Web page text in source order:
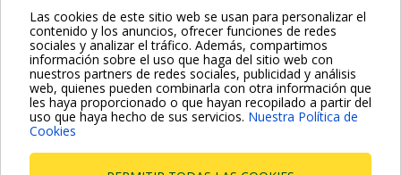
Las cookies de este sitio web se usan para personalizar el
contenido y los anuncios, ofrecer funciones de redes
sociales y analizar el tráfico. Además, compartimos
información sobre el uso que haga del sitio web con
nuestros partners de redes sociales, publicidad y análisis
web, quienes pueden combinarla con otra información que
les haya proporcionado o que hayan recopilado a partir del
uso que haya hecho de sus servicios. Nuestra Política de
Cookies
Euro, Euroinox, Jetinox y Jet AD).
Grupos contra incendios (KDN Compact y KVT).
Bombas sumergibles para aguas residuales (FK).
Línea DAB Esybox (Esybox Max, Esybox mini y Esybox
Diver).
BACK